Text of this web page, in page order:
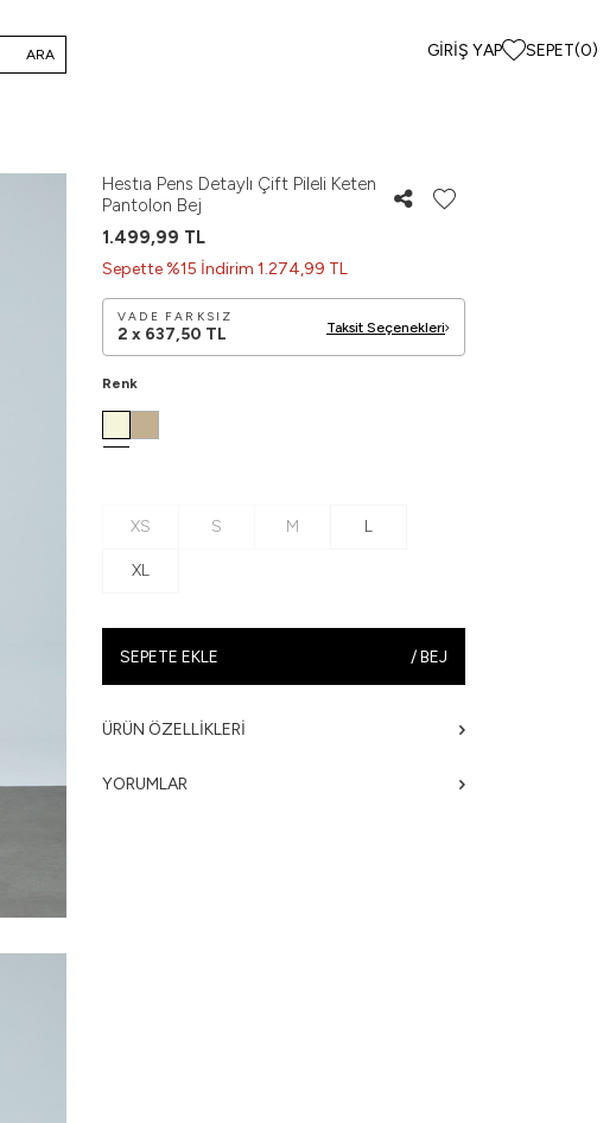
ARA GIRIŞ YAP SEPET(0)
Hestıa Pens Detaylı Çift Pileli Keten
Pantolon Bej
1.499,99 TL
Sepette %15 İndirim 1.274,99 TL
VADE FARKSIZ
2 x 637,50 TL Taksit Seçenekleri
Renk
XS S M L
XL
SEPETE EKLE /BEJ
ÜRÜN ÖZELLIKLERI
YORUMLAR